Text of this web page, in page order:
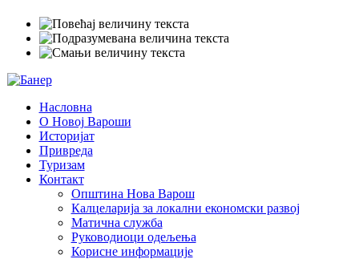
Насловна
О Новој Вароши
Историјат
Привреда
Туризам
Контакт
Општина Нова Варош
Калцеларија за локални економски развој
Матична служба
Руководиоци одељења
Корисне информације